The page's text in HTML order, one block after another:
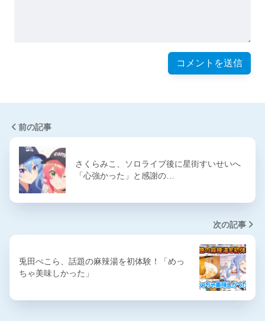
前の記事
さくらみこ、ソロライブ後に星街すいせいへ
「心強かった」と感謝の…
次の記事
兎田ぺこら、話題の麻辣湯を初体験！「めっ
ちゃ美味しかった」